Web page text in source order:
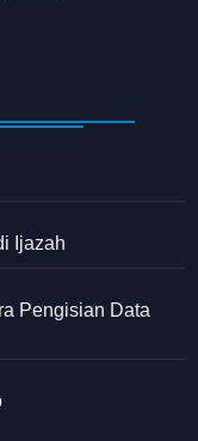
Ijazah
Pengisian Data